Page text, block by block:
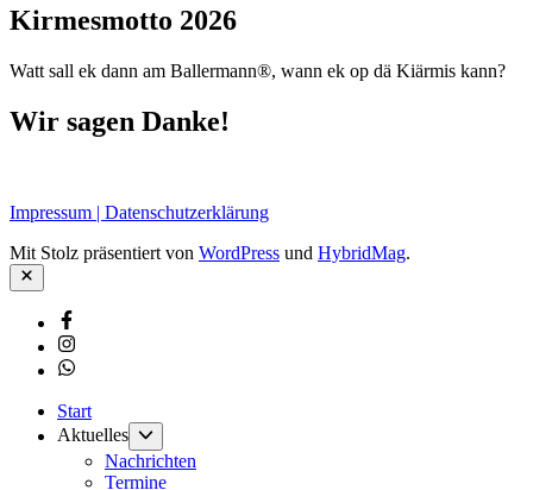
Kirmesmotto 2026
Watt sall ek dann am Ballermann®, wann ek op dä Kiärmis kann?
Wir sagen Danke!
Impressum | Datenschutzerklärung
Mit Stolz präsentiert von WordPress und HybridMag.
Schließen
Facebook
Instagram
Whatsapp
Start
Aktuelles
Untermenü
anzeigen
Nachrichten
Termine